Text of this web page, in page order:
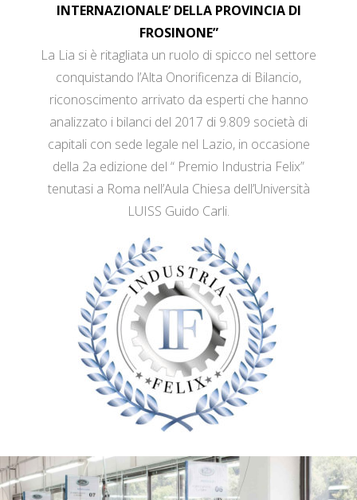
INTERNAZIONALE’ DELLA PROVINCIA DI
FROSINONE”
La Lia si è ritagliata un ruolo di spicco nel settore
conquistando l’Alta Onorificenza di Bilancio,
riconoscimento arrivato da esperti che hanno
analizzato i bilanci del 2017 di 9.809 società di
capitali con sede legale nel Lazio, in occasione
della 2a edizione del “ Premio Industria Felix”
tenutasi a Roma nell’Aula Chiesa dell’Università
LUISS Guido Carli.